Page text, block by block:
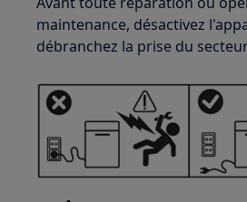
maintenance, désactivez
débranchez la prise du